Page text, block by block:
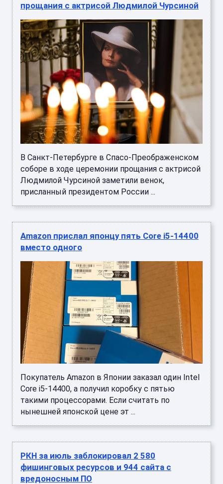
прощания с актрисой Людмилой Чурсиной
В Санкт-Петербурге в Спасо-Преображенском
соборе в ходе церемонии прощания с актрисой
Людмилой Чурсиной заметили венок,
присланный президентом России ...
Amazon прислал японцу пять Core i5-14400
вместо одного
Покупатель Amazon в Японии заказал один Intel
Core i5-14400, а получил коробку с пятью
такими процессорами. Если считать по
нынешней японской цене эт ...
РКН за июль заблокировал 2 580
фишинговых ресурсов и 944 сайта с
вредоносным ПО